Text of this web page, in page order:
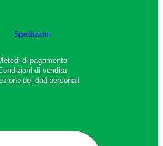
Spedizioni
di pagamento
di vendita
dei dati personali